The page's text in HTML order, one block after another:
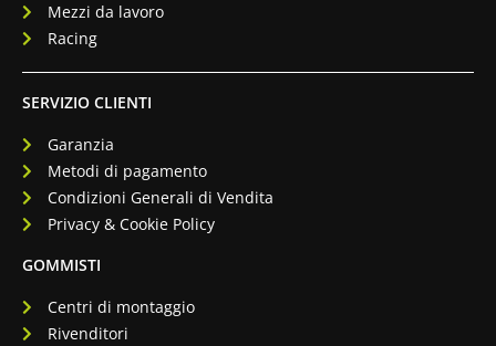
Mezzi da lavoro
Racing
SERVIZIO CLIENTI
Garanzia
Metodi di pagamento
Condizioni Generali di Vendita
Privacy & Cookie Policy
GOMMISTI
Centri di montaggio
Rivenditori